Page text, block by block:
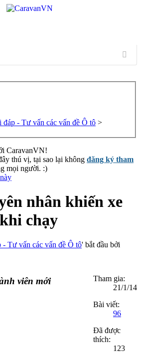
đáp - Tư vấn các vấn đề Ô tô >
CaravanVN!
thú vị, tại sao lại không đăng ký tham
mọi người. :)
nhân khiến xe
chạy
- Tư vấn các vấn đề Ô tô' bắt đầu bởi
viên mới
Tham gia:
21/1/14
Bài viết:
96
Đã được
thích:
123